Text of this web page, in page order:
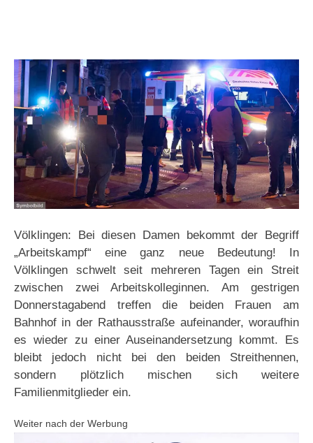
Völklingen: Bei diesen Damen bekommt der Begriff
„Arbeitskampf“ eine ganz neue Bedeutung! In
Völklingen schwelt seit mehreren Tagen ein Streit
zwischen zwei Arbeitskolleginnen. Am gestrigen
Donnerstagabend treffen die beiden Frauen am
Bahnhof in der Rathausstraße aufeinander, woraufhin
es wieder zu einer Auseinandersetzung kommt. Es
bleibt jedoch nicht bei den beiden Streithennen,
sondern plötzlich mischen sich weitere
Familienmitglieder ein.
Weiter nach der Werbung